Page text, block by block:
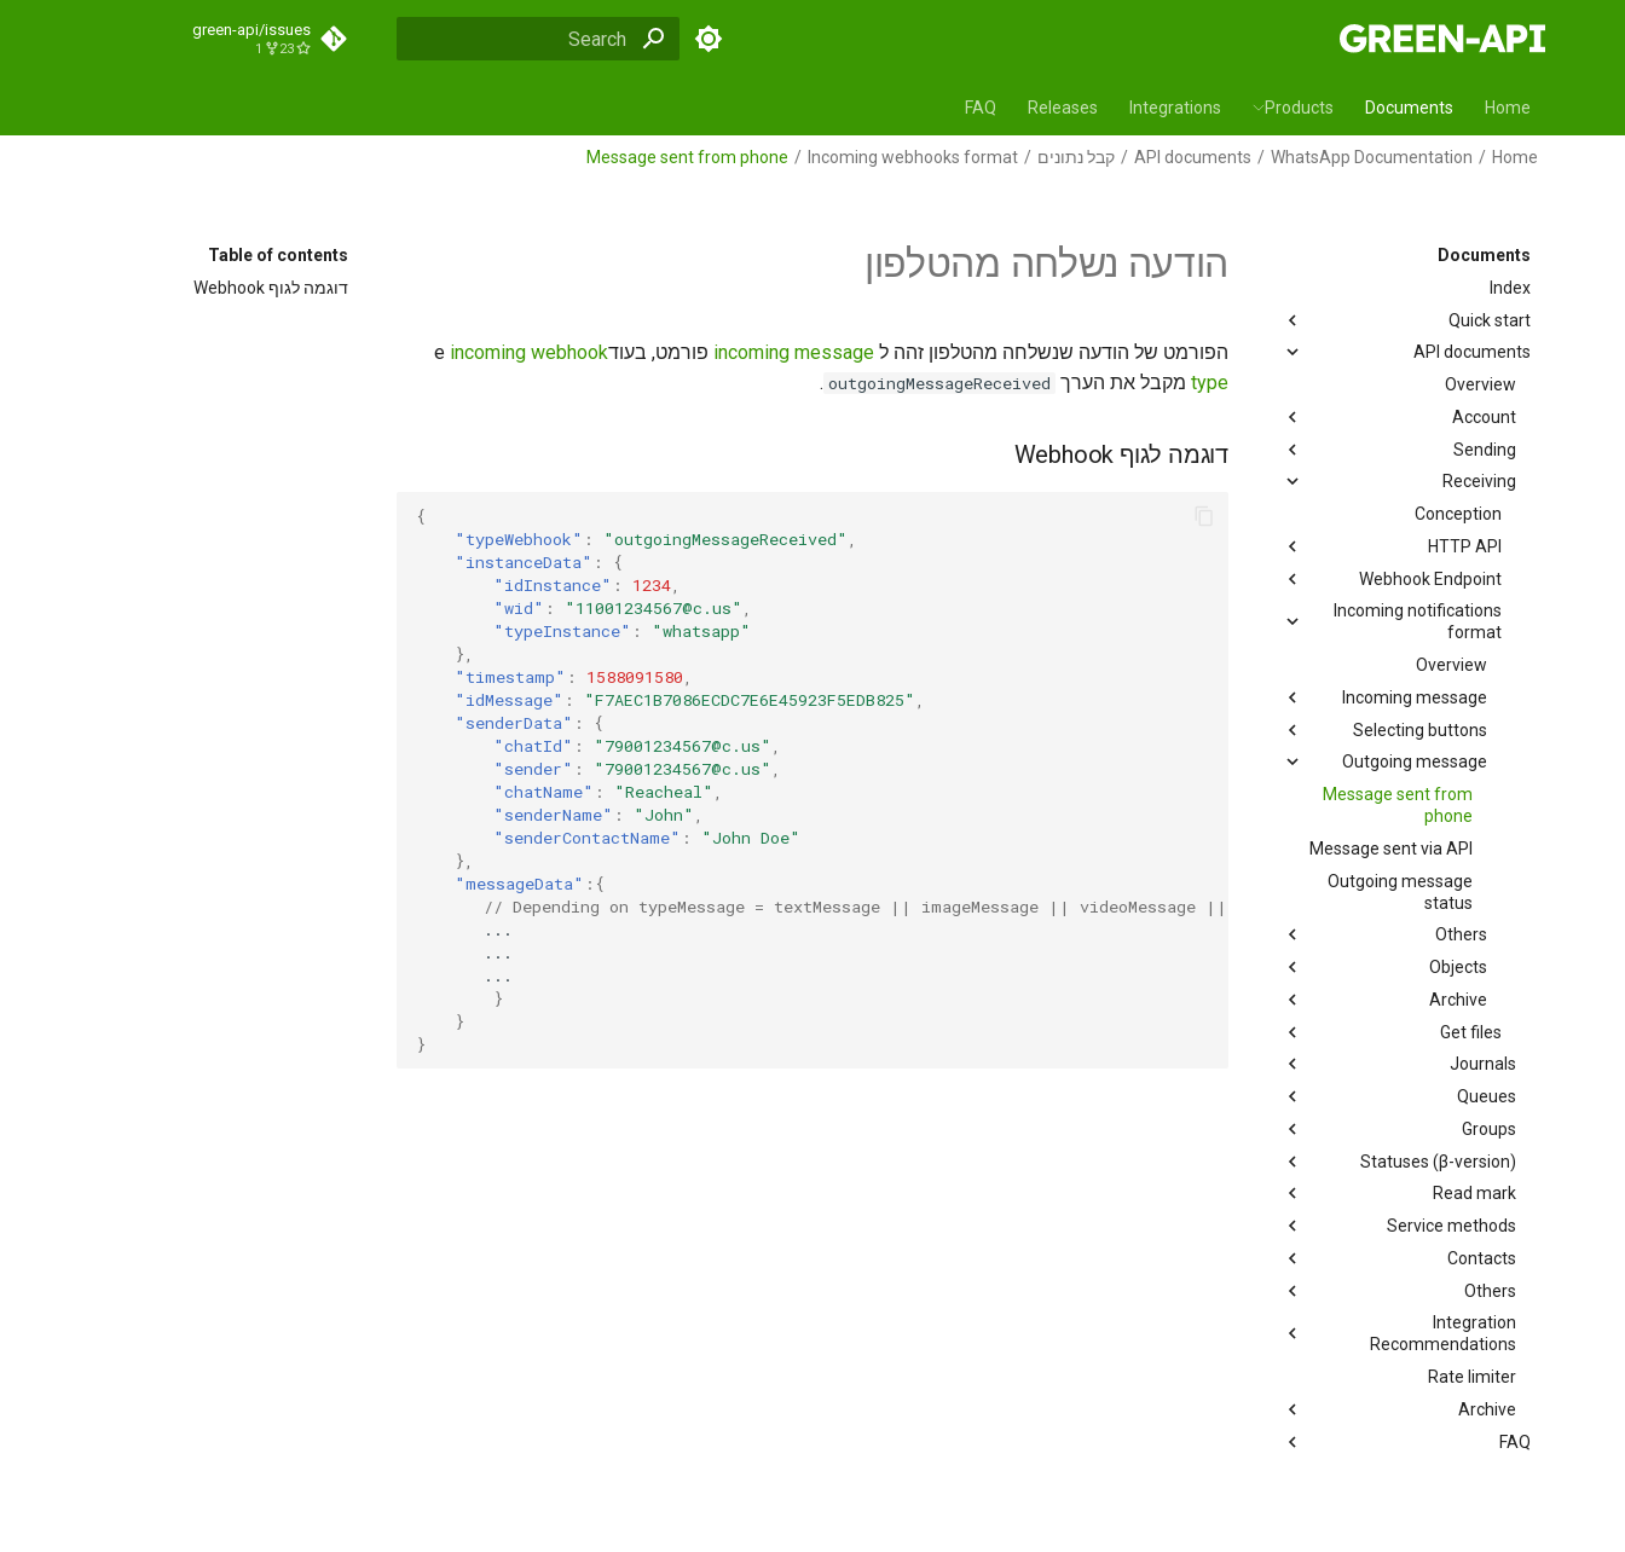
green-api/issues
23
1
Home
Documents
Products
Integrations
Releases
FAQ
Home
WhatsApp Documentation
API documents קבל נתונים Incoming webhooks format
Message sent from phone
Documents
Index
Quick start
API documents
Overview
Account
Sending
Receiving
Conception
HTTP API
Webhook Endpoint
Incoming notifications
format
Overview
Incoming message
Selecting buttons
Outgoing message
Message sent from
phone
Message sent via API
Outgoing message
status
Others
Objects
Archive
Get files
Journals
Queues
Groups
Statuses (β-version)
Read mark
Service methods
Contacts
Others
Integration
Recommendations
Rate limiter
Archive
FAQ
Table of contents
דוגמה לגוף Webhook
הודעה נשלחה מהטלפון
הפורמט של הודעה שנשלחה מהטלפון זהה ל incoming message פורמט, בעודeincoming webhook
type מקבל את הערך outgoingMessageReceived
.
דוגמה לגוף Webhook
{
"typeWebhook" : "outgoingMessageReceived"
"instanceData" :
{
"idInstance" : 1234
"wid" : "11001234567@c.us"
"typeInstance" :
"whatsapp"
},
"timestamp" : 1588091580
"idMessage" : "F7AEC1B7086ECDC7E6E45923F5EDB825"
"senderData" :
{
"chatId" : "79001234567@c.us"
"sender" : "79001234567@c.us"
"chatName" : "Reacheal"
"senderName" : "John"
"senderContactName" :
"John Doe"
},
"messageData" :{
// Depending on typeMessage = textMessage || imageMessage || videoMessage || documentMessage || audioMessage ||
...
...
...
}
}
}